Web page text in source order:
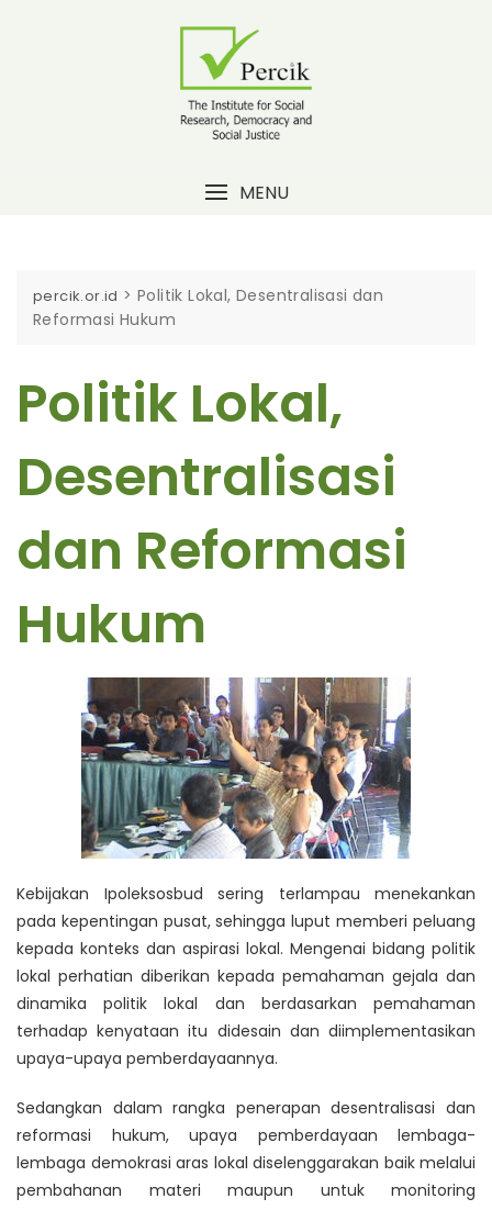
MENU
percik.or.id >Politik Lokal, Desentralisasi dan
Reformasi Hukum
Politik Lokal,
Desentralisasi
dan Reformasi
Hukum
Kebijakan Ipoleksosbud sering terlampau menekankan
pada kepentingan pusat, sehingga luput memberi peluang
kepada konteks dan aspirasi lokal. Mengenai bidang politik
lokal perhatian diberikan kepada pemahaman gejala dan
dinamika politik lokal dan berdasarkan pemahaman
terhadap kenyataan itu didesain dan diimplementasikan
upaya-upaya pemberdayaannya.
Sedangkan dalam rangka penerapan desentralisasi dan
reformasi hukum, upaya pemberdayaan lembaga-
lembaga demokrasi aras lokal diselenggarakan baik melalui
pembahanan materi maupun untuk monitoring